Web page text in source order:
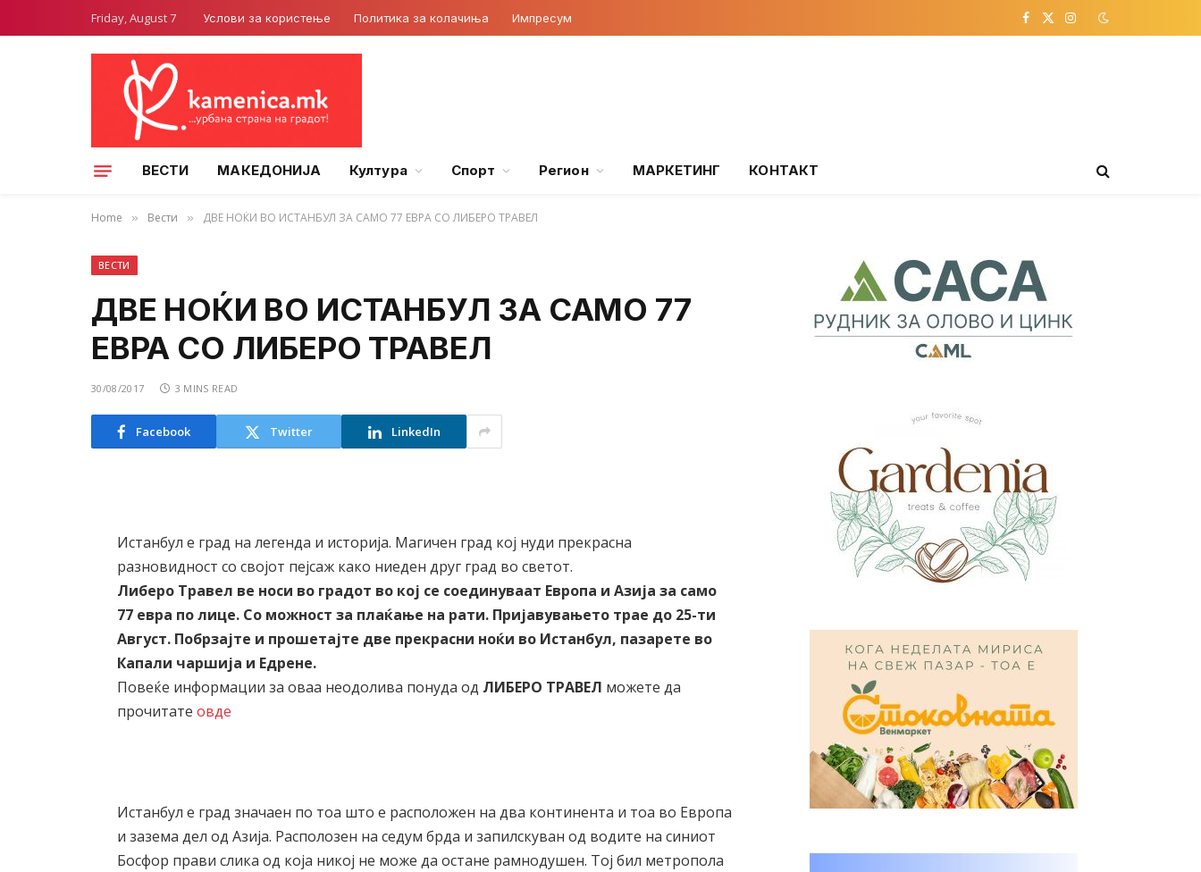
Friday, August 7 Услови за користење Политика за колачиња Импресум Facebook
X
Instagram
ВЕСТИ МАКЕДОНИЈА Култура Спорт Регион МАРКЕТИНГ КОНТАКТ
Home » Вести » ДВЕ НОЌИ ВО ИСТАНБУЛ ЗА САМО 77 ЕВРА СО ЛИБЕРО ТРАВЕЛ
ВЕСТИ
ДВЕ НОЌИ ВО ИСТАНБУЛ ЗА САМО 77
ЕВРА СО ЛИБЕРО ТРАВЕЛ
30/08/2017 3 MINS READ
Facebook Twitter LinkedIn
Истанбул е град на легенда и историја. Магичен град кој нуди прекрасна
разновидност со својот пејсаж како ниеден друг град во светот.
Либеро Травел ве носи во градот во кој се соединуваат Европа и Азија за само
77 евра по лице. Со можност за плаќање на рати. Пријавувањето трае до 25-ти
Август. Побрзајте и прошетајте две прекрасни ноќи во Истанбул, пазарете во
Капали чаршија и Едрене.
Повеќе информации за оваа неодолива понуда од ЛИБЕРО ТРАВЕЛ можете да
прочитатеовде
Истанбул е град значаен по тоа што е расположен на два континента и тоа во Европа
и зазема дел од Азија. Располозен на седум брда и запилскуван од водите на синиот
Босфор прави слика од која никој не може да остане рамнодушен. Тој бил метропола